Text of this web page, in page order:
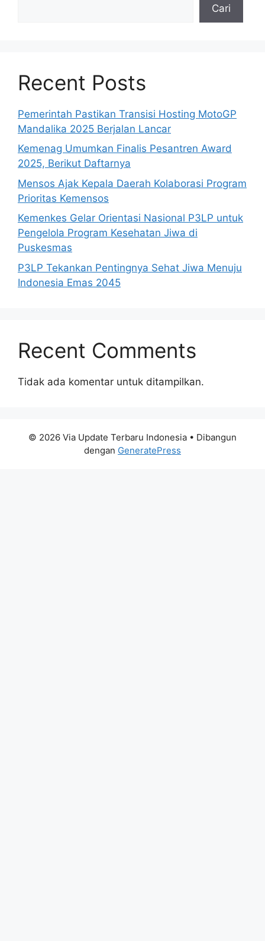
Cari
Recent Posts
Pemerintah Pastikan Transisi Hosting MotoGP
Mandalika 2025 Berjalan Lancar
Kemenag Umumkan Finalis Pesantren Award
2025, Berikut Daftarnya
Mensos Ajak Kepala Daerah Kolaborasi Program
Prioritas Kemensos
Kemenkes Gelar Orientasi Nasional P3LP untuk
Pengelola Program Kesehatan Jiwa di
Puskesmas
P3LP Tekankan Pentingnya Sehat Jiwa Menuju
Indonesia Emas 2045
Recent Comments
Tidak ada komentar untuk ditampilkan.
© 2026 Via Update Terbaru Indonesia • Dibangun
dengan GeneratePress